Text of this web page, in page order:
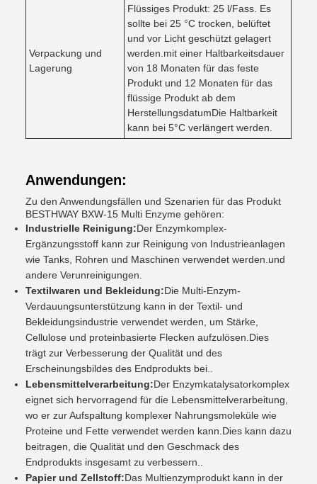
Verpackung und
Lagerung
Flüssiges Produkt: 25 l/Fass. Es
sollte bei 25 °C trocken, belüftet
und vor Licht geschützt gelagert
werden.mit einer Haltbarkeitsdauer
von 18 Monaten für das feste
Produkt und 12 Monaten für das
flüssige Produkt ab dem
HerstellungsdatumDie Haltbarkeit
kann bei 5°C verlängert werden.
Anwendungen:
Zu den Anwendungsfällen und Szenarien für das Produkt
BESTHWAY BXW-15 Multi Enzyme gehören:
Industrielle Reinigung:Der Enzymkomplex-
Ergänzungsstoff kann zur Reinigung von Industrieanlagen
wie Tanks, Rohren und Maschinen verwendet werden.und
andere Verunreinigungen.
Textilwaren und Bekleidung:Die Multi-Enzym-
Verdauungsunterstützung kann in der Textil- und
Bekleidungsindustrie verwendet werden, um Stärke,
Cellulose und proteinbasierte Flecken aufzulösen.Dies
trägt zur Verbesserung der Qualität und des
Erscheinungsbildes des Endprodukts bei..
Lebensmittelverarbeitung:Der Enzymkatalysatorkomplex
eignet sich hervorragend für die Lebensmittelverarbeitung,
wo er zur Aufspaltung komplexer Nahrungsmoleküle wie
Proteine und Fette verwendet werden kann.Dies kann dazu
beitragen, die Qualität und den Geschmack des
Endprodukts insgesamt zu verbessern..
Papier und Zellstoff:Das Multienzymprodukt kann in der